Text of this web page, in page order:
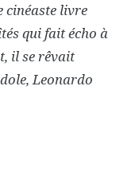
cinéaste livre
qui fait écho à
il se rêvait
Leonardo